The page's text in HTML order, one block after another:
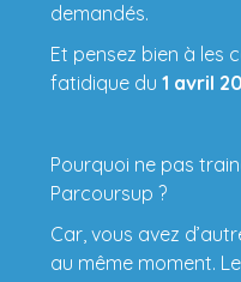
demandés.
Et pensez bien à les
fatidique du1 avril
Pourquoi ne pas
Parcoursup ?
Car, vous avez
au même moment.